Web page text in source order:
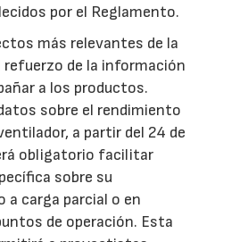
por el Reglamento.
más relevantes de la
de la información
a los productos.
sobre el rendimiento
a partir del 24 de
obligatorio facilitar
sobre su
carga parcial o en
de operación. Esta